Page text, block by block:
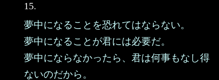
15.
夢中になることを恐れてはならない。
夢中になることが君には必要だ。
夢中にならなかったら、君は何事もなし得
ないのだから。